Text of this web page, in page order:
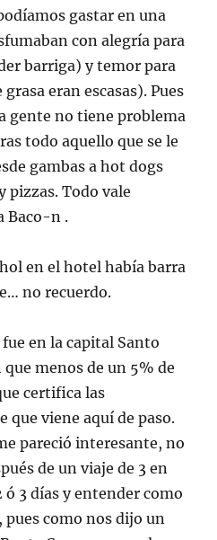
gastar en una
con alegría para
barriga) y temor para
eran escasas). Pues
gente no tiene problema
todo aquello que se le
gambas a hot dogs
pizzas. Todo vale
Baco-n .
en el hotel había barra
no recuerdo.
en la capital Santo
menos de un 5% de
certifica las
que viene aquí de paso.
pareció interesante, no
de un viaje de 3 en
3 días y entender como
pues como nos dijo un